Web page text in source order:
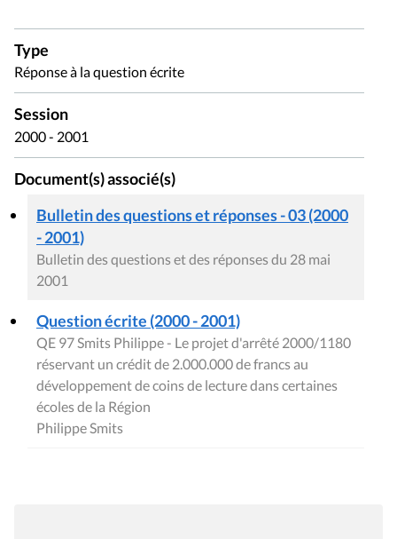
Type
Réponse à la question écrite
Session
2000 - 2001
Document(s) associé(s)
Bulletin des questions et réponses - 03 (2000
- 2001)
Bulletin des questions et des réponses du 28 mai
2001
Question écrite (2000 - 2001)
QE 97 Smits Philippe - Le projet d'arrêté 2000/1180
réservant un crédit de 2.000.000 de francs au
développement de coins de lecture dans certaines
écoles de la Région
Philippe Smits